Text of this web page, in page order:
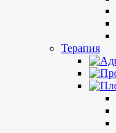
Терапия